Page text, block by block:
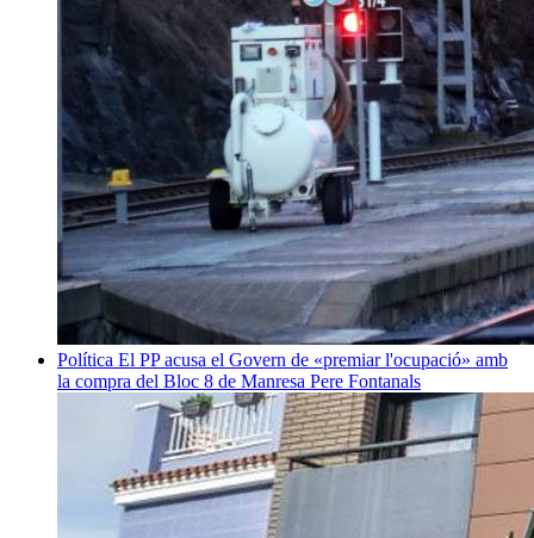
Política El PP acusa el Govern de «premiar l'ocupació» amb
la compra del Bloc 8 de Manresa Pere Fontanals